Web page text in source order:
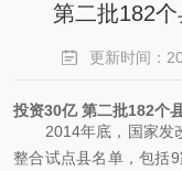
第二批182
更新时间：
投资30亿 第二批182个
2014年底，国家发
整合试点县名单，包括